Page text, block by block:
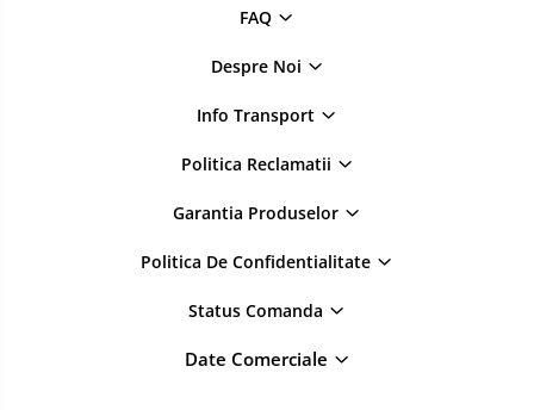
FAQ
Despre Noi
Info Transport
Politica Reclamatii
Garantia Produselor
Politica De Confidentialitate
Status Comanda
Date Comerciale